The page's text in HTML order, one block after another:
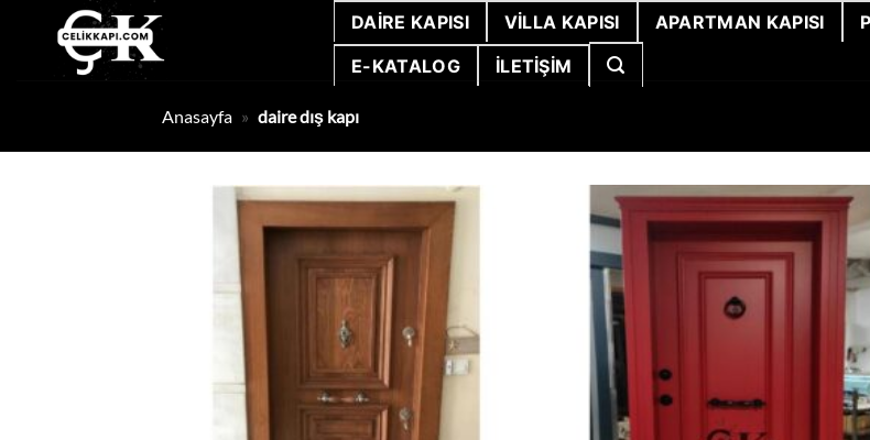
DAIRE KAPISI VILLA KAPISI APARTMAN KAPISI
E-KATALOG
İLETIŞIM
Anasayfa » daire dış kapı